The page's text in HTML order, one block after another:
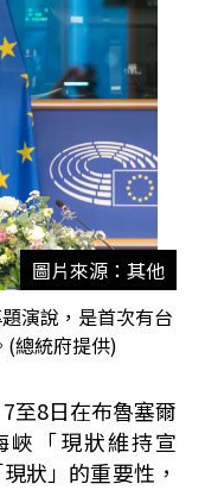
圖片來源：其他
演說，是首次有台
(總統府提供)
至8日在布魯塞爾
峽「現狀維持宣
狀」的重要性，